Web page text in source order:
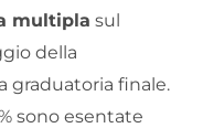
multipla sul
della
graduatoria finale.
sono esentate